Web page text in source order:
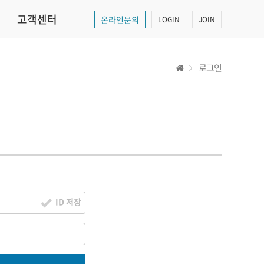
온라인문의 LOGIN JOIN
고객센터
로그인
ID 저장